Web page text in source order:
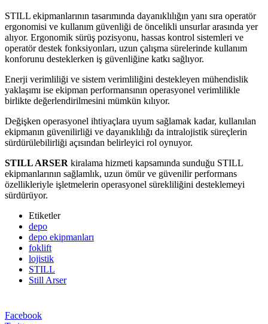
STILL ekipmanlarının tasarımında dayanıklılığın yanı sıra operatör
ergonomisi ve kullanım güvenliği de öncelikli unsurlar arasında yer
alıyor. Ergonomik sürüş pozisyonu, hassas kontrol sistemleri ve
operatör destek fonksiyonları, uzun çalışma sürelerinde kullanım
konforunu desteklerken iş güvenliğine katkı sağlıyor.
Enerji verimliliği ve sistem verimliliğini destekleyen mühendislik
yaklaşımı ise ekipman performansının operasyonel verimlilikle
birlikte değerlendirilmesini mümkün kılıyor.
Değişken operasyonel ihtiyaçlara uyum sağlamak kadar, kullanılan
ekipmanın güvenilirliği ve dayanıklılığı da intralojistik süreçlerin
sürdürülebilirliği açısından belirleyici rol oynuyor.
STILL ARSER kiralama hizmeti kapsamında sunduğu STILL
ekipmanlarının sağlamlık, uzun ömür ve güvenilir performans
özellikleriyle işletmelerin operasyonel sürekliliğini desteklemeyi
sürdürüyor.
Etiketler
depo
depo ekipmanları
foklift
lojistik
STILL
Still Arser
Facebook